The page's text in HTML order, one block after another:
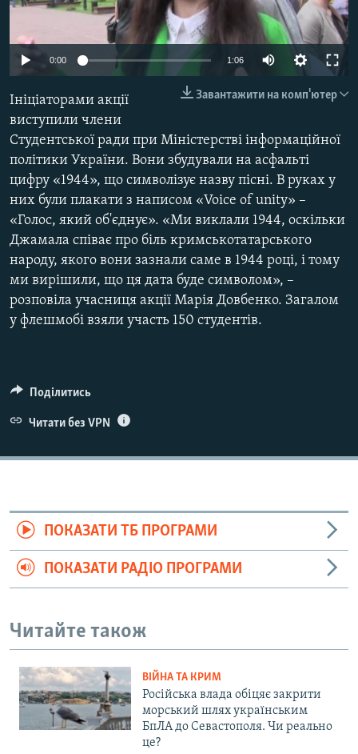
ВІДЕОУРОКИ «ELIFBE»
СВІДЧЕННЯ ОКУПАЦІЇ
УКРАЇНСЬКА ПРОБЛЕМА КРИМУ
ІНФОГРАФІКА
Qırımtatar
ДОЛУЧАЙСЯ!
Усі сайти RFE/RL
0:00 1:06
Завантажити на комп'ютер
Ініціаторами акції
виступили члени
Студентської ради при Міністерстві інформаційної
політики України. Вони збудували на асфальті
цифру «1944», що символізує назву пісні. В руках у
них були плакати з написом «Voice of unity» –
«Голос, який об'єднує». «Ми виклали 1944, оскільки
Джамала співає про біль кримськотатарського
народу, якого вони зазнали саме в 1944 році, і тому
ми вирішили, що ця дата буде символом», –
розповіла учасниця акції Марія Довбенко. Загалом
у флешмобі взяли участь 150 студентів.
Поділитись
Читати без VPN
ПОКАЗАТИ ТБ ПРОГРАМИ
ПОКАЗАТИ РАДІО ПРОГРАМИ
Читайте також
ВІЙНА ТА КРИМ
Російська влада обіцяє закрити
морський шлях українським
БпЛА до Севастополя. Чи реально
це?